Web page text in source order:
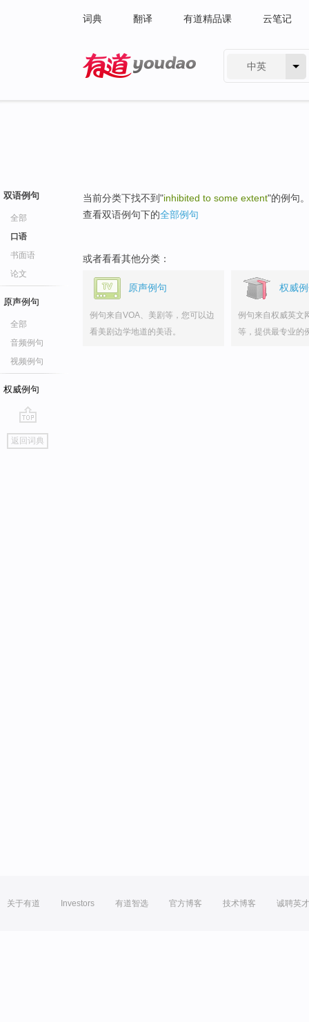
词典 翻译 有道精品课 云笔记
中英
双语例句
全部
口语
书面语
论文
原声例句
全部
音频例句
视频例句
权威例句
go
top
返回词典
当前分类下找不到"inhibited to some extent"的例句。
查看双语例句下的全部例句
或者看看其他分类：
原声例句
例句来自VOA、美剧等，您可以边
看美剧边学地道的美语。
权威
例句来自权威英文
等，提供最专业的
关于有道 Investors 有道智选 官方博客 技术博客 诚聘英才